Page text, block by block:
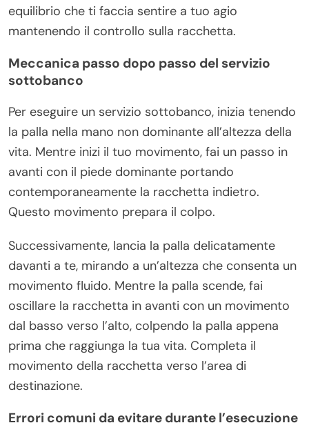
equilibrio che ti faccia sentire a tuo agio
mantenendo il controllo sulla racchetta.
Meccanica passo dopo passo del servizio
sottobanco
Per eseguire un servizio sottobanco, inizia tenendo
la palla nella mano non dominante all’altezza della
vita. Mentre inizi il tuo movimento, fai un passo in
avanti con il piede dominante portando
contemporaneamente la racchetta indietro.
Questo movimento prepara il colpo.
Successivamente, lancia la palla delicatamente
davanti a te, mirando a un’altezza che consenta un
movimento fluido. Mentre la palla scende, fai
oscillare la racchetta in avanti con un movimento
dal basso verso l’alto, colpendo la palla appena
prima che raggiunga la tua vita. Completa il
movimento della racchetta verso l’area di
destinazione.
Errori comuni da evitare durante l’esecuzione